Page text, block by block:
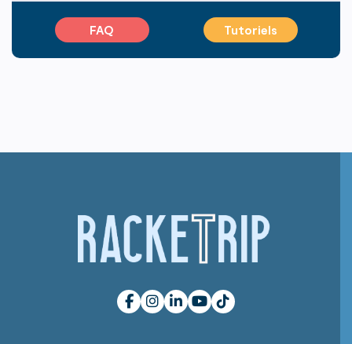
FAQ Tutoriels